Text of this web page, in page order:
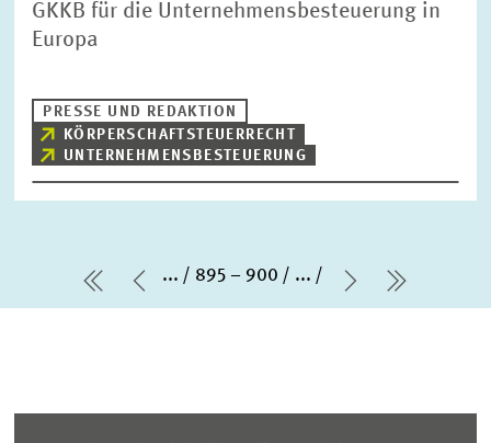
GKKB für die Unternehmensbesteuerung in
Europa
PRESSE UND REDAKTION
KÖRPERSCHAFTSTEUERRECHT
UNTERNEHMENSBESTEUERUNG
erste Seite
Vorherige Seite
... 895 – 900 ...
Nächste
letzte